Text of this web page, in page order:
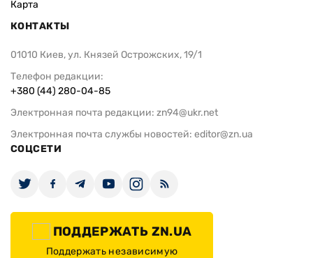
Карта
КОНТАКТЫ
01010 Киев, ул. Князей Острожских, 19/1
Телефон редакции:
+380 (44) 280-04-85
Электронная почта редакции: zn94@ukr.net
Электронная почта службы новостей: editor@zn.ua
СОЦСЕТИ
ПОДДЕРЖАТЬ ZN.UA
Поддержать независимую